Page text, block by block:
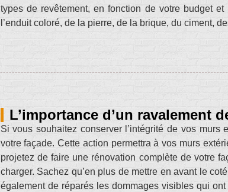
types de revêtement, en fonction de votre budget
l’enduit coloré, de la pierre, de la brique, du ciment,
L’importance d’un ravalement
Si vous souhaitez conserver l’intégrité de vos
votre façade. Cette action permettra à vos murs
projetez de faire une rénovation complète de votre
charger. Sachez qu’en plus de mettre en avant le
également de réparés les dommages visibles qui